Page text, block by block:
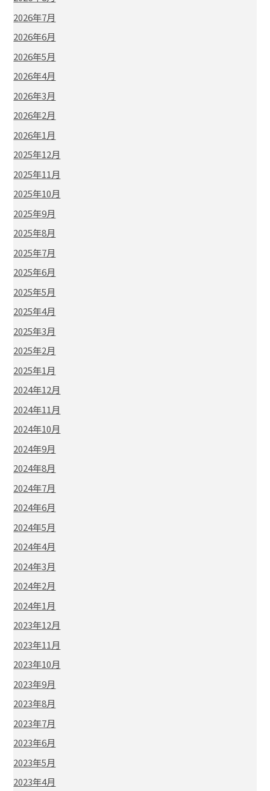
2026年7月
2026年6月
2026年5月
2026年4月
2026年3月
2026年2月
2026年1月
2025年12月
2025年11月
2025年10月
2025年9月
2025年8月
2025年7月
2025年6月
2025年5月
2025年4月
2025年3月
2025年2月
2025年1月
2024年12月
2024年11月
2024年10月
2024年9月
2024年8月
2024年7月
2024年6月
2024年5月
2024年4月
2024年3月
2024年2月
2024年1月
2023年12月
2023年11月
2023年10月
2023年9月
2023年8月
2023年7月
2023年6月
2023年5月
2023年4月